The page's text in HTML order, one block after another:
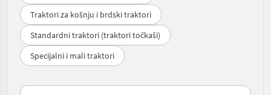
Traktori za košnju i brdski traktori
Standardni traktori (traktori točkaši)
Specijalni i mali traktori